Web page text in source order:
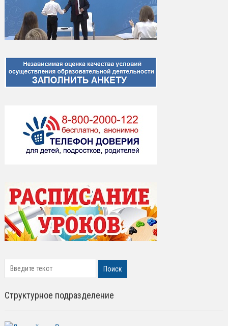
search
Поиск
Структурное подразделение